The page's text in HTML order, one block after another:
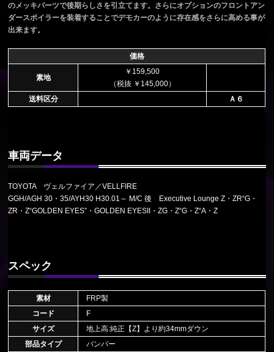
のメッキパーツで後期らしさを引立てます。さらにオプションのフロントアン
ダースポイラーを装着することでデモカーのように存在感をさらに高める事が
出来ます。
価格
素地
￥159,500
（税抜 ￥145,000）
送料区分
Ａ６
車両データ
TOYOTA ヴェルファイア／VELLFIRE
GGH/AGH 30・35/AYH30 H30.01～ M/C 後 Executive Lounge Z・ZR“G・
ZR・Z“GOLDEN EYES”・GOLDEN EYESII・ZG・Z“G・Z“A・Z
スペック
素材
FRP製
コード
F
サイズ
地上高:純正【Z】より約34mmダウン
部品タイプ
バンパー